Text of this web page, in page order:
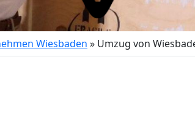
Wiesbaden » Umzug von